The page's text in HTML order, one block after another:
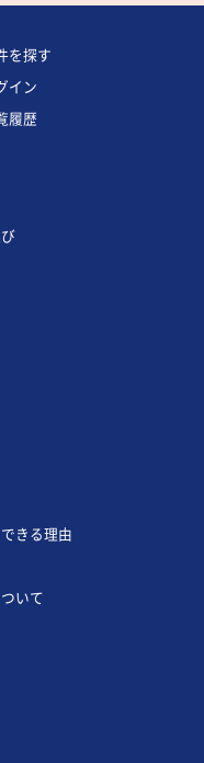
を探す
イン
履歴
きる理由
いて